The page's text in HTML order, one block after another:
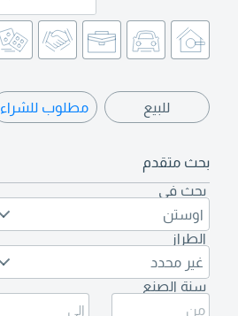
للبيع مطلوب للشراء
بحث متقدم
بحث في
اوستن
الطراز
غير محدد
سنة الصنع